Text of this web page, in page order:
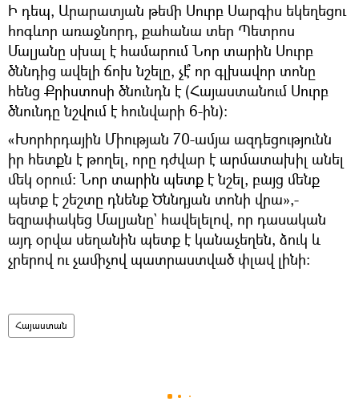
Ի դեպ, Արարատյան թեմի Սուրբ Սարգիս եկեղեցու
հոգևոր առաջնորդ, քահանա տեր Պետրոս
Մալյանը սխալ է համարում Նոր տարին Սուրբ
ծննդից ավելի ճոխ նշելը, չէ՞ որ գլխավոր տոնը
հենց Քրիստոսի ծնունդն է (Հայաստանում Սուրբ
ծնունդը նշվում է հունվարի 6-ին)։
«Խորհրդային Միության 70-ամյա ազդեցությունն
իր հետքն է թողել, որը դժվար է արմատախիլ անել
մեկ օրում։ Նոր տարին պետք է նշել, բայց մենք
պետք է շեշտը դնենք Ծննդյան տոնի վրա»,-
եզրափակեց Մալյանը` հավելելով, որ դասական
այդ օրվա սեղանին պետք է կանաչեղեն, ձուկ և
չրերով ու չամիչով պատրաստված փլավ լինի։
Հայաստան